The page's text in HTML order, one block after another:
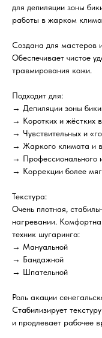
для депиляции зоны
работы в жарком
Создана для мастеров
Обеспечивает чистое
травмирования кожи.
Подходит для:
→ Депиляции зоны
→ Коротких и жёстких
→ Чувствительных и
→ Жаркого климата и
→ Профессионального
→ Коррекции более
Текстура:
Очень плотная,
нагревании. Комфортна
техник шугаринга:
→ Мануальной
→ Бандажной
→ Шпательной
Роль акации
Стабилизирует
и продлевает рабочее